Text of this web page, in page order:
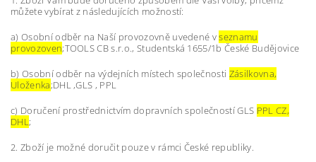
můžete vybírat z následujících možností:
a) Osobní odběr na Naší provozovně uvedené vseznamu
provozoven;TOOLS CB s.r.o., Studentská 1655/1b České Budějovice
b) Osobní odběr na výdejních místech společnosti Zásilkovna,
Uloženka;DHL ,GLS , PPL
c) Doručení prostřednictvím dopravních společností GLS PPL CZ,
DHL;
2. Zboží je možné doručit pouze v rámci České republiky.